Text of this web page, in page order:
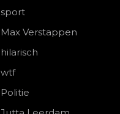
sport
Max Verstappen
hilarisch
wtf
Politie